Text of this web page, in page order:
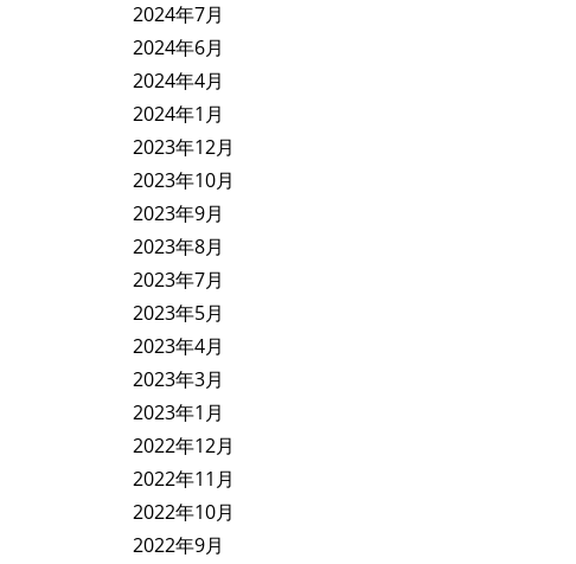
2024年7月
2024年6月
2024年4月
2024年1月
2023年12月
2023年10月
2023年9月
2023年8月
2023年7月
2023年5月
2023年4月
2023年3月
2023年1月
2022年12月
2022年11月
2022年10月
2022年9月